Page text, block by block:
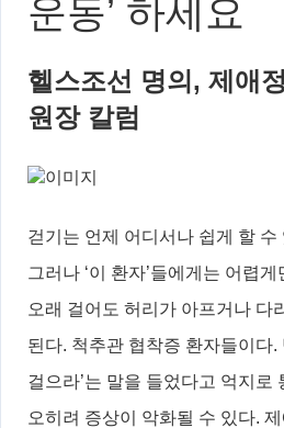
운동’ 하세요
헬스조선 명의, 제애
원장 칼럼
걷기는 언제 어디서나 쉽게 할 수
그러나 ‘이 환자’들에게는 어렵
오래 걸어도 허리가 아프거나 다
된다. 척추관 협착증 환자들이다.
걸으라’는 말을 들었다고 억지로
오히려 증상이 악화될 수 있다.